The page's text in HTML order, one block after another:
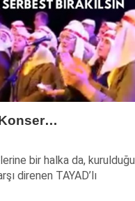
Konser…
bir halka da, kurulduğu
direnen TAYAD’lı